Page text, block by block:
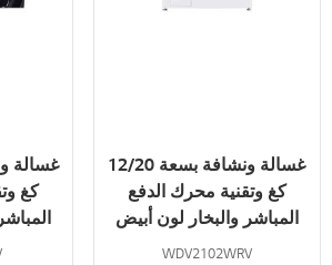
غسالة ونشافة بسعة 12/20
كغ وتقنية محرك الدفع
المباشر والبخار لون أبيض
WDV2102WRV
كغ